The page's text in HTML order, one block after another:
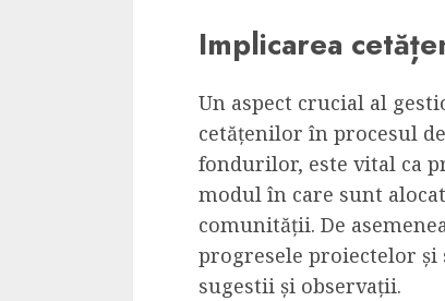
Implicarea
Un aspect crucial al
cetățenilor în procesul
fondurilor, este vital ca
modul în care sunt
comunității. De
progresele proiectelor
sugestii și observații.